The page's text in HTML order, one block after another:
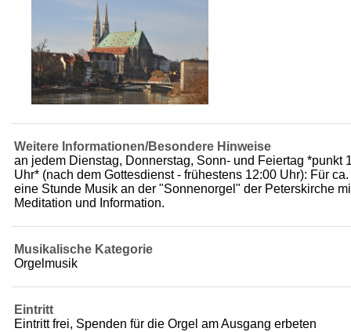
Weitere Informationen/Besondere Hinweise
an jedem Dienstag, Donnerstag, Sonn- und Feiertag *punkt
Uhr* (nach dem Gottesdienst - frühestens 12:00 Uhr): Für ca.
eine Stunde Musik an der "Sonnenorgel" der Peterskirche
Meditation und Information.
Musikalische Kategorie
Orgelmusik
Eintritt
Eintritt frei, Spenden für die Orgel am Ausgang erbeten